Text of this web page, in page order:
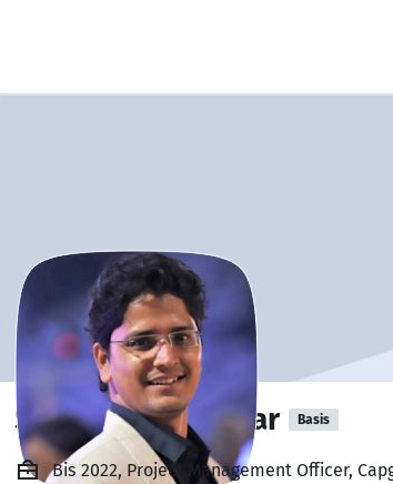
Sushant Tendulkar Basis
Bis 2022, Project Management Officer,